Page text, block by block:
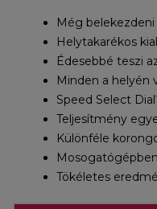
Még
Helytakarékos
Édesebbé teszi
Minden a helyén
Speed Select
Teljesítmény
Különféle
Tökéletes